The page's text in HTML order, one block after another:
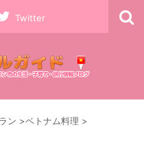
Twitter
ン >ベトナム料理 >